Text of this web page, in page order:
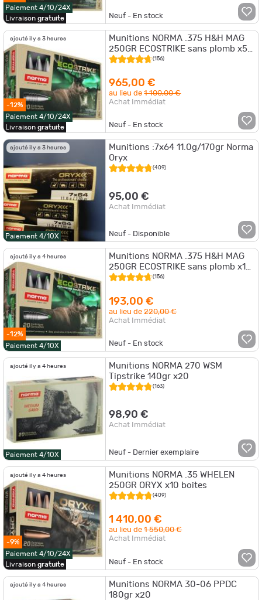
Paiement 4/10/24X
Livraison gratuite Neuf - En stock
ajouté il y a 3 heures
-12%
Paiement 4/10/24X
Livraison gratuite
Munitions NORMA .375 H&H MAG
250GR ECOSTRIKE sans plomb x5
boites
(156)
965,00 €
au lieu de1 100,00 €
Achat Immédiat
Neuf - En stock
ajouté il y a 3 heures
Paiement 4/10X
Munitions :7x64 11.0g/170gr Norma
Oryx
(409)
95,00 €
Achat Immédiat
Neuf - Disponible
ajouté il y a 4 heures
-12%
Paiement 4/10X
Munitions NORMA .375 H&H MAG
250GR ECOSTRIKE sans plomb x1
boite
(156)
193,00 €
au lieu de220,00 €
Achat Immédiat
Neuf - En stock
ajouté il y a 4 heures
Paiement 4/10X
Munitions NORMA 270 WSM
Tipstrike 140gr x20
(163)
98,90 €
Achat Immédiat
Neuf - Dernier exemplaire
ajouté il y a 4 heures
-9%
Paiement 4/10/24X
Livraison gratuite
Munitions NORMA .35 WHELEN
250GR ORYX x10 boites
(409)
1 410,00 €
au lieu de1 550,00 €
Achat Immédiat
Neuf - En stock
ajouté il y a 4 heures
Munitions NORMA 30-06 PPDC
180gr x20